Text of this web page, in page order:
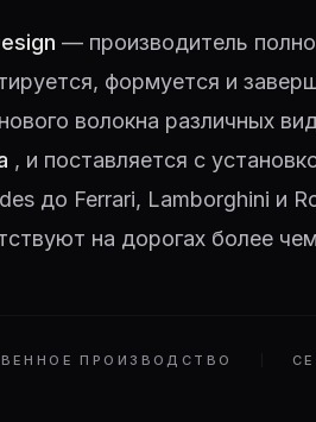
— производитель
формуется и
волокна различных
, и поставляется с
до Ferrari, Lamborghini и
на дорогах более
ПРОИЗВОДСТВО